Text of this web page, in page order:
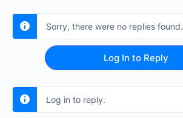
Sorry, there were no replies found.
Log In to Reply
Log in to reply.